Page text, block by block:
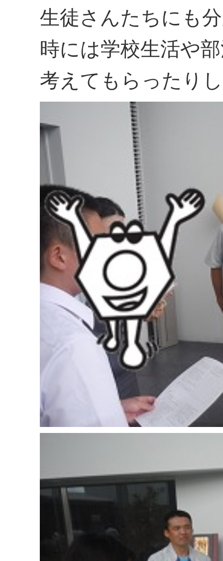
生徒さんたちにも
時には学校生活や
考えてもらったり